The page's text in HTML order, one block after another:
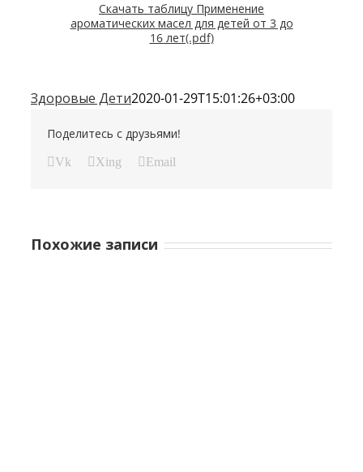
Скачать таблицу Применение
ароматических масел для детей от 3 до
16 лет(.pdf)
Здоровые Дети2020-01-29T15:01:26+03:00
Поделитесь с друзьями!
Vk Xing Email
Похожие записи